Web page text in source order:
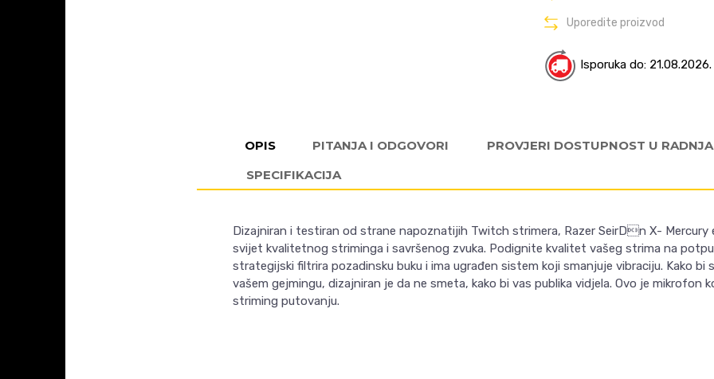
Uporedite proizvod
Isporuka do: 21.08.2026.
OPIS PITANJA I ODGOVORI
PROVJERI DOSTUPNOST U
SPECIFIKACIJA
Dizajniran i testiran od strane napoznatijih Twitch strimera, Razer SeirDn X- Mercury
svijet kvalitetnog striminga i savršenog zvuka. Podignite kvalitet vašeg strima na
strategijski filtrira pozadinsku buku i ima ugrađen sistem koji smanjuje vibraciju. Kako bi
vašem gejmingu, dizajniran je da ne smeta, kako bi vas publika vidjela. Ovo je mikrofon
striming putovanju.